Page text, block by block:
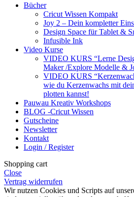
Bücher
Cricut Wissen Kompakt
Joy 2 – Dein kompletter
Design Space für Tablet &
Infusible Ink
Video Kurse
VIDEO KURS “Lerne
Maker /Explore Modelle &
VIDEO KURS
wie du Kerzenwachs mit
plotten kannst!
Pauwau Kreativ Workshops
BLOG -Cricut Wissen
Gutscheine
Newsletter
Kontakt
Login / Register
Shopping cart
Close
Vertrag widerrufen
Wir nutzen Cookies und Scripts auf